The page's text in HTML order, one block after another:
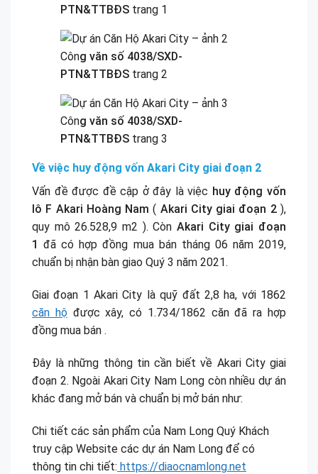
PTN&TTBĐS trang 1
Công văn số 4038/SXD-
PTN&TTBĐS trang 2
Công văn số 4038/SXD-
PTN&TTBĐS trang 3
Về việc huy động vốn Akari City giai đoạn 2
Vấn đề được đề cập ở đây là việc huy động vốn
lô F Akari Hoàng Nam ( Akari City giai đoạn 2),
quy mô 26.528,9 m2 ). Còn Akari City giai đoạn
1 đã có hợp đồng mua bán tháng 06 năm 2019,
chuẩn bị nhận bàn giao Quý 3 năm 2021.
Giai đoạn 1 Akari City là quỹ đất 2,8 ha, với 1862
căn hộ được xây, có 1.734/1862 căn đã ra hợp
đồng mua bán .
Đây là những thông tin cần biết về Akari City giai
đoạn 2. Ngoài Akari City Nam Long còn nhiều dự án
khác đang mở bán và chuẩn bị mở bán như:
Chi tiết các sản phẩm của Nam Long Quý Khách
truy cập Website các dự án Nam Long để có
thông tin chi tiết: https://diaocnamlong.net